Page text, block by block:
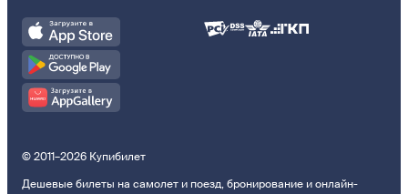
© 2011–2026 Купибилет
Дешевые билеты на самолет и поезд, бронирование и онлайн-